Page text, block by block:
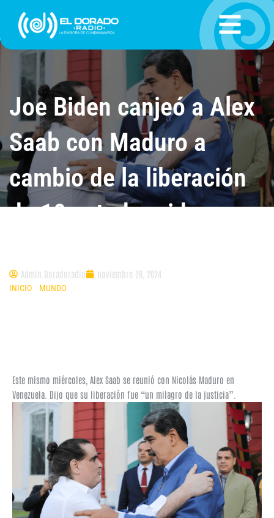
contenido
Joe Biden canjeó a Alex
Saab con Maduro a
cambio de la liberación
de 10 estadounidenses
Admin.Doradoradio noviembre 28, 2024
INICIO MUNDO
Este mismo miércoles, Alex Saab se reunió con Nicolás Maduro en
Venezuela. Dijo que su liberación fue “un milagro de la justicia”.